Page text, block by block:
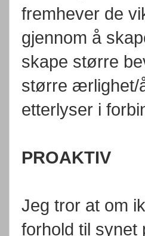
fremhever de
gjennom å
skape større
større ærlighet/
etterlyser i
PROAKTIV
Jeg tror at om
forhold til synet